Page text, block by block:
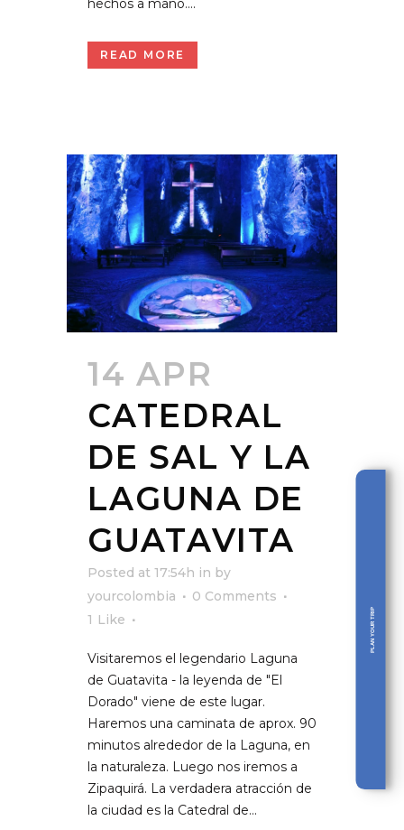
hechos a mano....
READ MORE
14 APR
CATEDRAL
DE SAL Y LA
LAGUNA DE
GUATAVITA
Posted at 17:54h in by
yourcolombia
0 Comments
1 Like
Visitaremos el legendario Laguna
de Guatavita - la leyenda de "El
Dorado" viene de este lugar.
Haremos una caminata de aprox. 90
minutos alrededor de la Laguna, en
la naturaleza. Luego nos iremos a
Zipaquirá. La verdadera atracción de
la ciudad es la Catedral de...
PLAN YOUR TRIP